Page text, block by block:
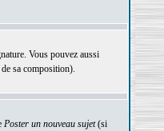
Vous pouvez aussi
sa composition).
Poster un nouveau sujet(si